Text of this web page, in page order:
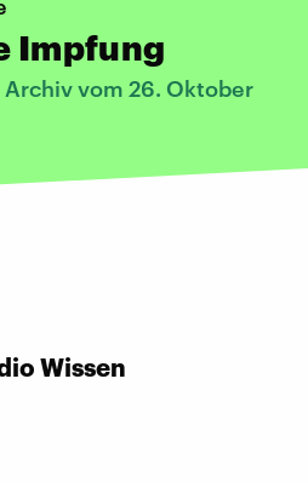
Impfung
vom 26. Oktober
Wissen